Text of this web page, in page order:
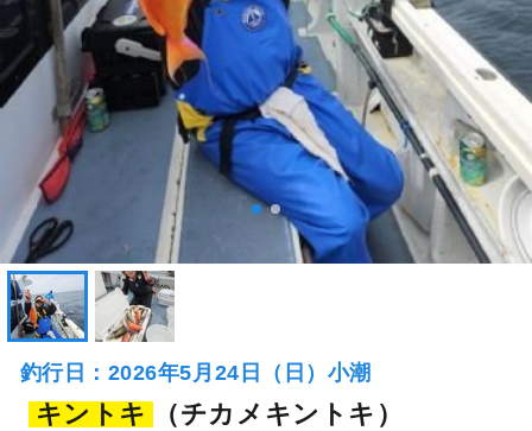
釣行日：2026年5月24日（日）小潮
キントキ
（チカメキントキ）